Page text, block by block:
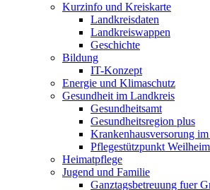
Kurzinfo und Kreiskarte
Landkreisdaten
Landkreiswappen
Geschichte
Bildung
IT-Konzept
Energie und Klimaschutz
Gesundheit im Landkreis
Gesundheitsamt
Gesundheitsregion plus
Krankenhausversorung
Pflegestützpunkt
Heimatpflege
Jugend und Familie
Ganztagsbetreuung fuer